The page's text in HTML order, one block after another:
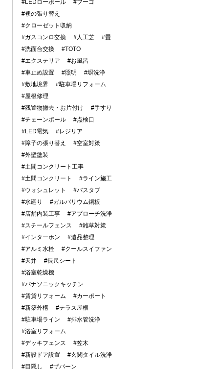
#LEDローポール
#フーゴ
#襖の張り替え
#クローゼット収納
#ガスコンロ交換
#人工芝
#畳
#洗面台交換
#TOTO
#エクステリア
#お風呂
#車止め設置
#照明
#塀洗浄
#敷地境界
#駐車場リフォーム
#屋根修理
#残置物撤去・お片付け
#手すり
#チェーンポール
#点検口
#LED電気
#レジリア
#障子の張り替え
#空室対策
#外壁塗装
#土間コンクリート工事
#土間コンクリート
#ライン施工
#ウォシュレット
#バスタブ
#水廻り
#ガルバリウム鋼板
#店舗内装工事
#アプローチ洗浄
#スチールフェンス
#雑草対策
#インターホン
#遺品整理
#アルミ水栓
#クールスイファン
#天井
#長尺シート
#浴室乾燥機
#パナソニックキッチン
#賃貸リフォーム
#カーポート
#新築外構
#テラス屋根
#駐車場ライン
#排水管洗浄
#浴室リフォーム
#デッキフェンス
#笠木
#新設ドア設置
#玄関タイル洗浄
#目隠し
#ザバーン